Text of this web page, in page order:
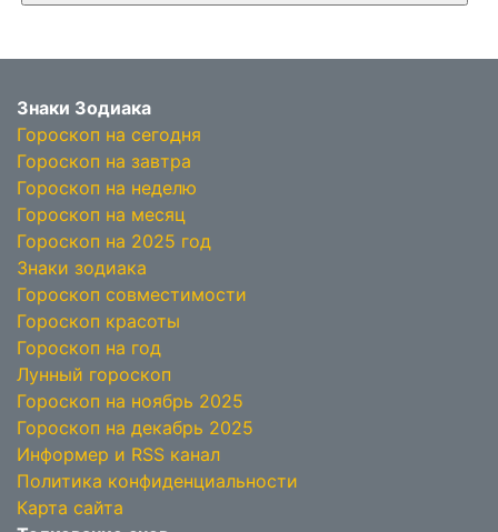
Знаки Зодиака
Гороскоп на сегодня
Гороскоп на завтра
Гороскоп на неделю
Гороскоп на месяц
Гороскоп на 2025 год
Знаки зодиака
Гороскоп совместимости
Гороскоп красоты
Гороскоп на год
Лунный гороскоп
Гороскоп на ноябрь 2025
Гороскоп на декабрь 2025
Информер и RSS канал
Политика конфиденциальности
Карта сайта